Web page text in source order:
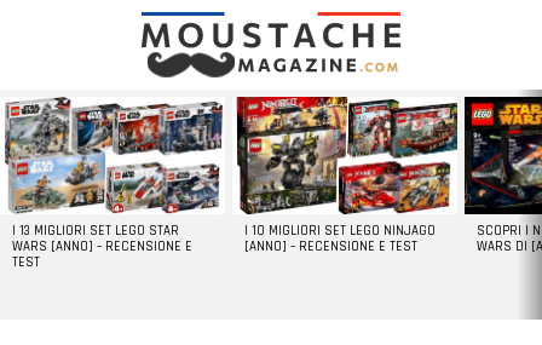
LATEST
STORIES
I 13 MIGLIORI SET LEGO STAR
WARS [ANNO] – RECENSIONE E
TEST
I 10 MIGLIORI SET LEGO NINJAGO
[ANNO] – RECENSIONE E TEST
SCOPRI I
WARS DI